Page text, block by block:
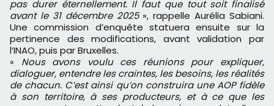
pas durer éternellement. Il faut que tout soit finalisé
avant le 31 décembre 2025», rappelle Aurélia Sabiani.
Une commission d’enquête statuera ensuite sur la
pertinence des modifications, avant validation par
l’INAO, puis par Bruxelles.
« Nous avons voulu ces réunions pour expliquer,
dialoguer, entendre les craintes, les besoins, les réalités
de chacun. C’est ainsi qu’on construira une AOP fidèle
à son territoire, à ses producteurs, et à ce que les